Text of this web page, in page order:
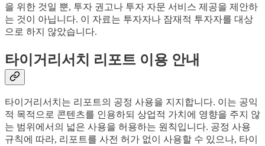
을 위한 것일 뿐, 투자 권고나 투자 자문 서비스 제공을 제안하
는 것이 아닙니다. 이 자료는 투자자나 잠재적 투자자를 대상
으로 하지 않았습니다.
타이거리서치 리포트 이용 안내
타이거리서치는 리포트의 공정 사용을 지지합니다. 이는 공익
적 목적으로 콘텐츠를 인용하되 상업적 가치에 영향을 주지 않
는 범위에서의 넓은 사용을 허용하는 원칙입니다. 공정 사용
규칙에 따라, 리포트를 사전 허가 없이 사용할 수 있으나, 타이